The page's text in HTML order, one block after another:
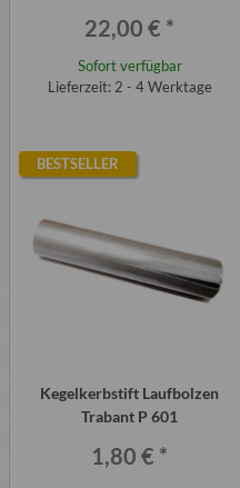
22,00 € *
Sofort verfügbar
Lieferzeit: 2 - 4 Werktage
BESTSELLER
Kegelkerbstift Laufbolzen
Trabant P 601
1,80 € *